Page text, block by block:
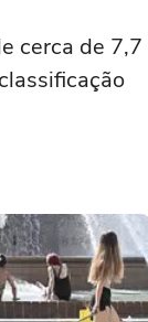
cerca de 7,7